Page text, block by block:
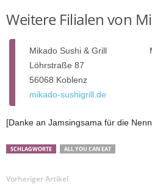
Weitere Filialen von
Mikado Sushi & Grill
Löhrstraße 87
56068 Koblenz
mikado-sushigrill.de
[Danke an Jamsingsama für die
SCHLAGWORTE ALL YOU CAN EAT
Vorheriger Artikel